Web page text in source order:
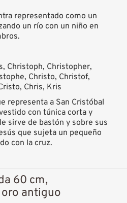
representado como un
un río con un niño en
Christoph, Christopher,
Christo, Christof,
Chris, Kris
representa a San Cristóbal
con túnica corta y
sirve de bastón y sobre sus
que sujeta un pequeño
con la cruz.
60 cm,
antiguo